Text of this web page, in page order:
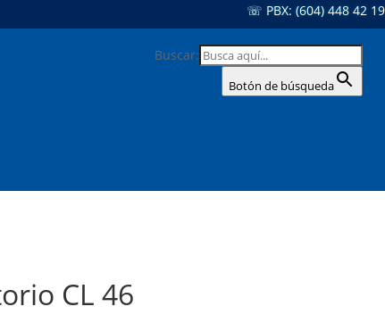
☏ PBX: (604) 448 42 19
Buscar:
Botón de búsqueda
CL 46